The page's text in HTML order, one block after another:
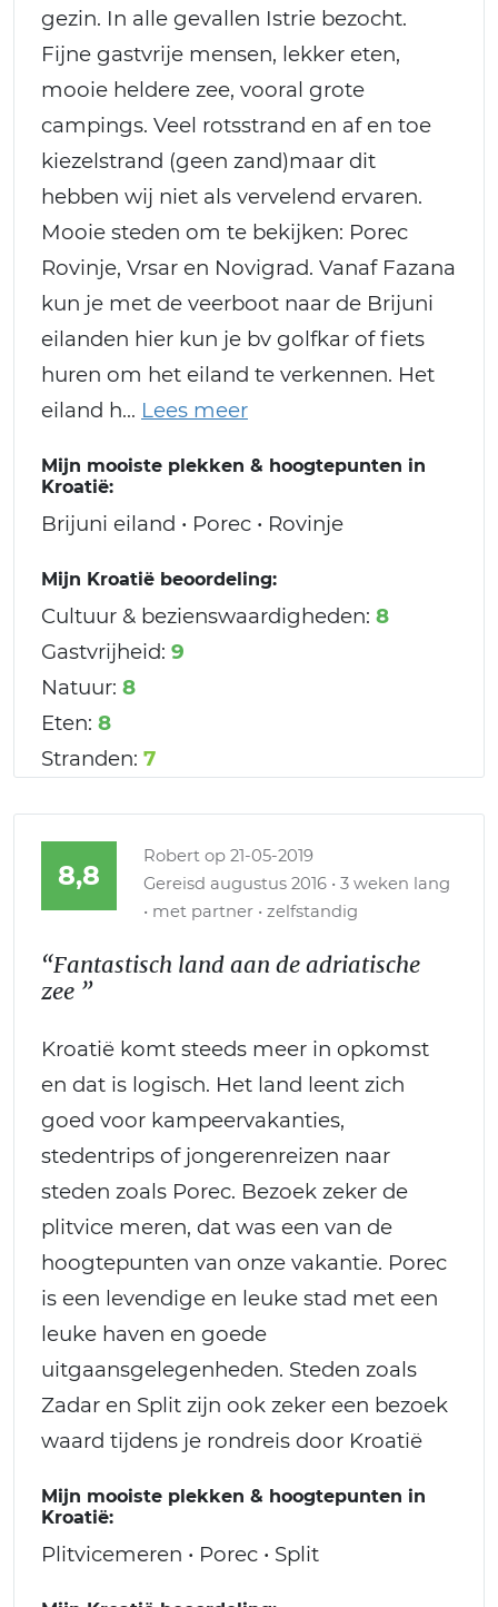
gezin. In alle gevallen Istrie bezocht.
Fijne gastvrije mensen, lekker eten,
mooie heldere zee, vooral grote
campings. Veel rotsstrand en af en toe
kiezelstrand (geen zand)maar dit
hebben wij niet als vervelend ervaren.
Mooie steden om te bekijken: Porec
Rovinje, Vrsar en Novigrad. Vanaf Fazana
kun je met de veerboot naar de Brijuni
eilanden hier kun je bv golfkar of fiets
huren om het eiland te verkennen. Het
eiland h
Mijn mooiste plekken & hoogtepunten in
Kroatië:
Brijuni eiland • Porec • Rovinje
Mijn Kroatië beoordeling:
Cultuur & bezienswaardigheden: 8
Gastvrijheid: 9
Natuur: 8
Eten: 8
Stranden: 7
8,8
Robert op 21-05-2019
Gereisd augustus 2016 • 3 weken lang
• met partner • zelfstandig
“Fantastisch land aan de adriatische
zee ”
Kroatië komt steeds meer in opkomst
en dat is logisch. Het land leent zich
goed voor kampeervakanties,
stedentrips of jongerenreizen naar
steden zoals Porec. Bezoek zeker de
plitvice meren, dat was een van de
hoogtepunten van onze vakantie. Porec
is een levendige en leuke stad met een
leuke haven en goede
uitgaansgelegenheden. Steden zoals
Zadar en Split zijn ook zeker een bezoek
waard tijdens je rondreis door Kroatië
Mijn mooiste plekken & hoogtepunten in
Kroatië:
Plitvicemeren • Porec • Split